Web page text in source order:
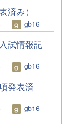
済み）
gb16
試情報記
gb16
発表済
gb16